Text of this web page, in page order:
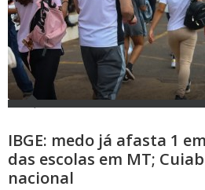
IBGE: medo já afasta 1
das escolas em MT;
nacional